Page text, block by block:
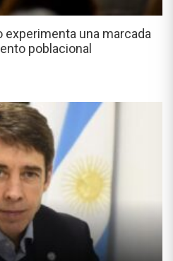
experimenta una marcada
poblacional